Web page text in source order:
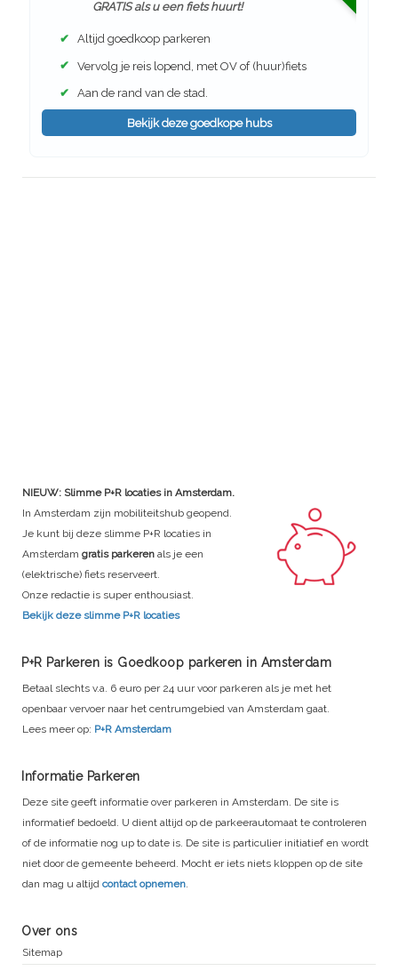
GRATIS als u een fiets huurt!
✔ Altijd goedkoop parkeren
✔ Vervolg je reis lopend, met OV of (huur)fiets
✔ Aan de rand van de stad.
Bekijk deze goedkope hubs
NIEUW: Slimme P+R locaties in Amsterdam.
In Amsterdam zijn mobiliteitshub geopend.
Je kunt bij deze slimme P+R locaties in
Amsterdam gratis parkeren als je een
(elektrische) fiets reserveert.
Onze redactie is super enthousiast.
Bekijk deze slimme P+R locaties
P+R Parkeren is Goedkoop parkeren in Amsterdam
Betaal slechts v.a. 6 euro per 24 uur voor parkeren als je met het
openbaar vervoer naar het centrumgebied van Amsterdam gaat.
Lees meer op: P+R Amsterdam
Informatie Parkeren
Deze site geeft informatie over parkeren in Amsterdam. De site is
informatief bedoeld. U dient altijd op de parkeerautomaat te controleren
of de informatie nog up to date is. De site is particulier initiatief en wordt
niet door de gemeente beheerd. Mocht er iets niets kloppen op de site
dan mag u altijd contact opnemen
Over ons
Sitemap